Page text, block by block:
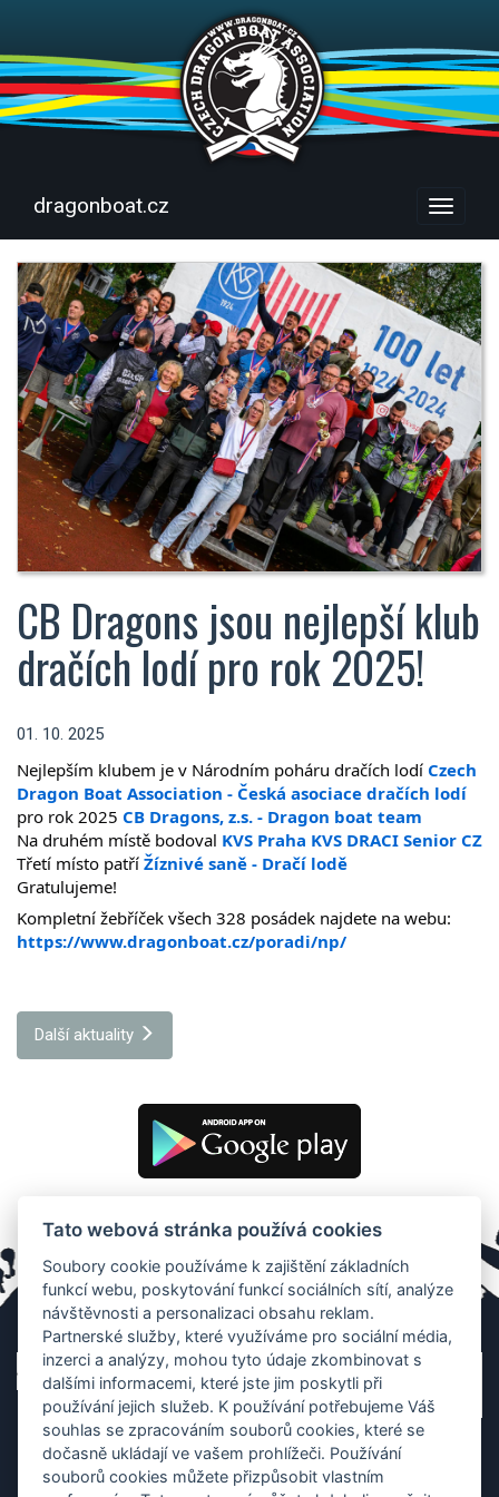
Menu
dragonboat.cz
CB Dragons jsou nejlepší klub
dračích lodí pro rok 2025!
01. 10. 2025
Nejlepším klubem je v Národním poháru dračích lodí Czech
Dragon Boat Association - Česká asociace dračích lodí
pro rok 2025 CB Dragons, z.s. - Dragon boat team
Na druhém místě bodoval KVS Praha KVS DRACI Senior CZ
Třetí místo patří Žíznivé saně - Dračí lodě
Gratulujeme!
Kompletní žebříček všech 328 posádek najdete na webu:
https://www.dragonboat.cz/poradi/np/
Další aktuality
Tato webová stránka používá cookies
Soubory cookie používáme k zajištění základních
funkcí webu, poskytování funkcí sociálních sítí, analýze
návštěvnosti a personalizaci obsahu reklam.
Partnerské služby, které využíváme pro sociální média,
inzerci a analýzy, mohou tyto údaje zkombinovat s
dalšími informacemi, které jste jim poskytli při
používání jejich služeb. K používání potřebujeme Váš
souhlas se zpracováním souborů cookies, které se
dočasně ukládají ve vašem prohlížeči. Používání
souborů cookies můžete přizpůsobit vlastním